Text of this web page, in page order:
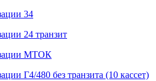
34
24 транзит
МТОК
Г4/480 без транзита (10 кассет)